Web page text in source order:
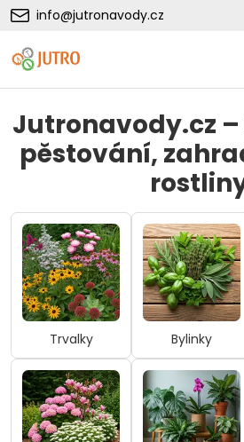
info@jutronavody.cz
Jutronavody.cz
pěstování,
Trvalky Bylinky